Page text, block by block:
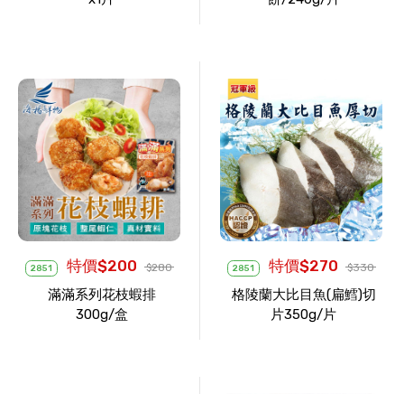
2851 特價$200 $280
滿滿系列花枝蝦排
300g/盒
2851 特價$270 $330
格陵蘭大比目魚(扁鱈)切
片350g/片